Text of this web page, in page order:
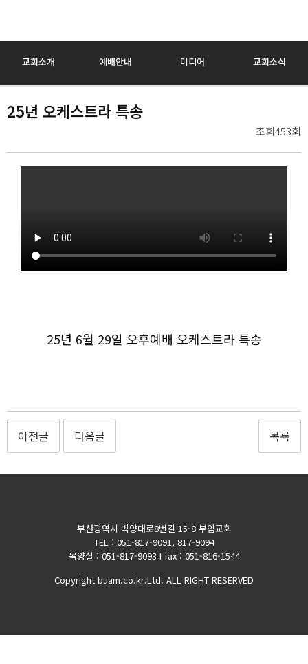
교회소개 예배안내 미디어 교회소식
25년 오케스트라 특송
조회453회
25년 6월 29일 오후예배 오케스트라 특송
이전글 다음글 목록
부산광역시 백양대로8번길 15-8 부암교회
TEL : 051-817-9091, 817-9094
목양실 : 051-817-9093 I fax : 051-816-1544
Copyright buam.co.kr.Ltd. ALL RIGHT RESERVED